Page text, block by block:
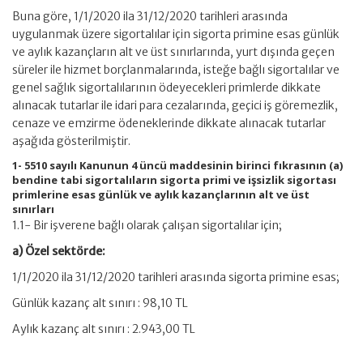
Buna göre, 1/1/2020 ila 31/12/2020 tarihleri arasında
uygulanmak üzere sigortalılar için sigorta primine esas günlük
ve aylık kazançların alt ve üst sınırlarında, yurt dışında geçen
süreler ile hizmet borçlanmalarında, isteğe bağlı sigortalılar ve
genel sağlık sigortalılarının ödeyecekleri primlerde dikkate
alınacak tutarlar ile idari para cezalarında, geçici iş göremezlik,
cenaze ve emzirme ödeneklerinde dikkate alınacak tutarlar
aşağıda gösterilmiştir.
1- 5510 sayılı Kanunun 4 üncü maddesinin birinci fıkrasının (a)
bendine tabi sigortalıların sigorta primi ve işsizlik sigortası
primlerine esas günlük ve aylık kazançlarının alt ve üst
sınırları
1.1- Bir işverene bağlı olarak çalışan sigortalılar için;
a) Özel sektörde:
1/1/2020 ila 31/12/2020 tarihleri arasında sigorta primine esas;
Günlük kazanç alt sınırı : 98,10 TL
Aylık kazanç alt sınırı : 2.943,00 TL